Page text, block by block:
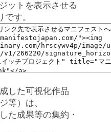
ットを表示させる
す。
した可視化作品
等）は、
た成果等の集約・